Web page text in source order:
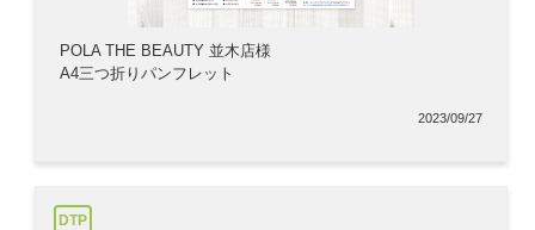
POLA THE BEAUTY 並木店様
A4三つ折りパンフレット
2023/09/27
DTP